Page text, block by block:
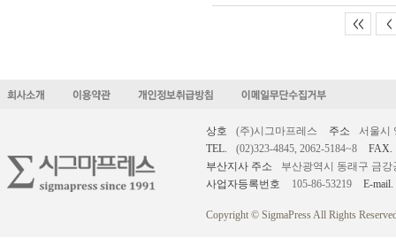
<< <
상호 (주)시그마프레스 주소
서울시
TEL.
(02)323-4845, 2062-5184~8
FAX.
부산지사 주소
부산광역시 동래구 금강
사업자등록번호
105-86-53219 E-mail.
Copyright © SigmaPress All Rights